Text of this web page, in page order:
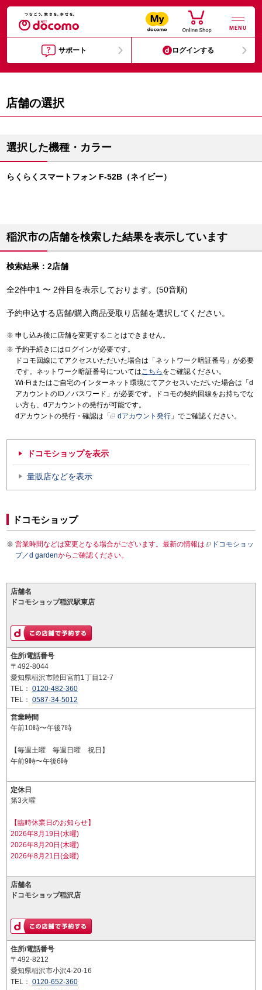
MENU
サポート ログインする
店舗の選択
選択した機種・カラー
らくらくスマートフォン F-52B（ネイビー）
稲沢市の店舗を検索した結果を表示しています
検索結果：2店舗
全2件中1 〜 2件目を表示しております。(50音順)
予約申込する店舗/購入商品受取り店舗を選択してください。
申し込み後に店舗を変更することはできません。
予約手続きにはログインが必要です。
ドコモ回線にてアクセスいただいた場合は「ネットワーク暗証番号」が必要
です。ネットワーク暗証番号についてはこちら をご確認ください。
Wi-Fiまたはご自宅のインターネット環境にてアクセスいただいた場合は「d
アカウントのID／パスワード」が必要です。ドコモの契約回線をお持ちでな
い方も、dアカウントの発行が可能です。
dアカウントの発行・確認は「
dアカウント発行 」でご確認ください。
ドコモショップを表示
量販店などを表示
ドコモショップ
営業時間などは変更となる場合がございます。最新の情報は
ドコモショッ
プ／d gardenからご確認ください。
店舗名
ドコモショップ稲沢駅東店
住所/電話番号
〒492-8044
愛知県稲沢市陸田宮前1丁目12-7
TEL： 0120-482-360
TEL： 0587-34-5012
営業時間
午前10時〜午後7時
【毎週土曜 毎週日曜 祝日】
午前9時〜午後6時
定休日
第3火曜
【臨時休業日のお知らせ】
2026年8月19日(水曜)
2026年8月20日(木曜)
2026年8月21日(金曜)
店舗名
ドコモショップ稲沢店
住所/電話番号
〒492-8212
愛知県稲沢市小沢4-20-16
TEL： 0120-652-360